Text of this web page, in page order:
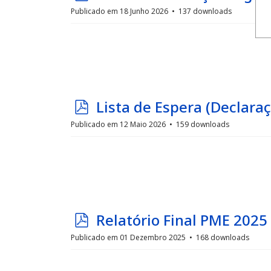
d
Publicado em 18 Junho 2026 137 downloads
p
d
Lista de Espera
Publicado em 12 Maio 2026 159 downloads
p
d
Relatório Final PME 2025
Publicado em 01 Dezembro 2025 168 downloads